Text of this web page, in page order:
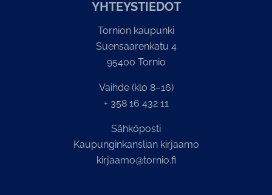
YH­TEYS­TIE­DOT
Tornion kaupunki
Suensaarenkatu 4
95400 Tornio
Vaihde (klo 8–16)
+ 358 16 432 11
Sähköposti
Kaupunginkanslian kirjaamo
kirjaamo@tornio.fi